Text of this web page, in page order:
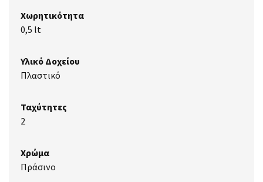
Χωρητικότητα
0,5 lt
Υλικό Δοχείου
Πλαστικό
Ταχύτητες
2
Χρώμα
Πράσινο